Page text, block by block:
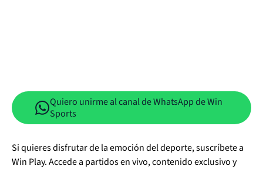
Quiero unirme al canal de WhatsApp de Win
Sports
Si quieres disfrutar de la emoción del deporte, suscríbete a
Win Play. Accede a partidos en vivo, contenido exclusivo y